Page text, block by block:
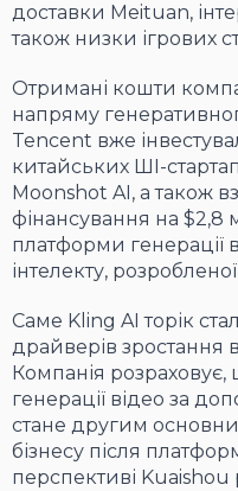
доставки Meituan,
також низки ігрових
Отримані кошти
напряму
Tencent вже
китайських ШІ-
Moonshot AI, а також
фінансування на
платформи генерації
інтелекту,
Саме Kling AI торік
драйверів зростання
Компанія розраховує,
генерації відео за
стане другим
бізнесу після
перспективі Kuaishou